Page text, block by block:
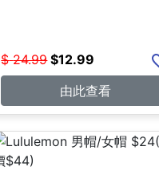
$ 24.99 $12.99
由此查看